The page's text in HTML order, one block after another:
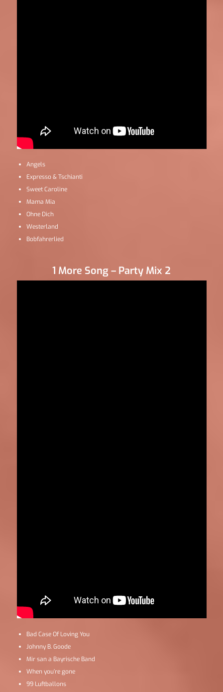
Angels
Expresso & Tschianti
Sweet Caroline
Mama Mia
Ohne Dich
Westerland
Bobfahrerlied
1 More Song – Party Mix 2
Bad Case Of Loving You
Johnny B. Goode
Mir san a Bayrische Band
When you’re gone
99 Luftballons